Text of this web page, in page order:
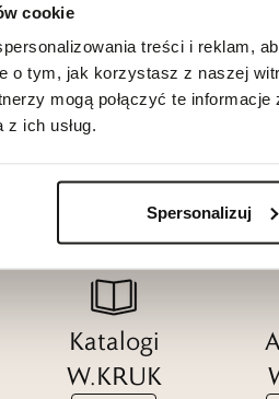
cookie
treści i reklam,
o tym, jak korzystasz z naszej
mogą połączyć te
ich usług.
Spersonalizuj
Katalogi
W.KRUK